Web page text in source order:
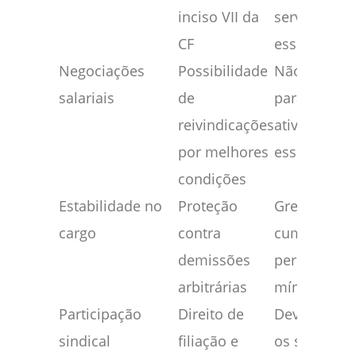
inciso VII da
CF
serviços
essenciais
Negociações
salariais
Possibilidade
de
reivindicações
por melhores
condições
Não pode
paralisar
atividades
essenciais
Estabilidade no
cargo
Proteção
contra
demissões
arbitrárias
Grevistas
cumprir os
percentuais
mínimos
Participação
sindical
Direito de
filiação e
Deve
os serviços